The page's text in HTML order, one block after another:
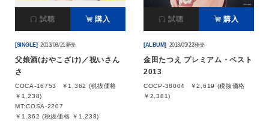
試聴 購入
[SINGLE] 2013/08/21発売
父娘酒(おやこざけ)／祝いさん
さ
COCA-16753
￥1,362 (税抜価格
￥1,238)
MT:COSA-2207
￥1,362 (税抜価格 ￥1,238)
試聴 購入
[ALBUM] 2013/05/22発売
金田たつえ プレミアム・ベスト
2013
COCP-38004
￥2,619 (税抜価格
￥2,381)